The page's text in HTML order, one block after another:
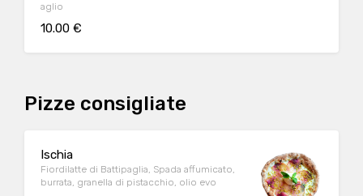
aglio
10.00 €
Pizze consigliate
Ischia
Fiordilatte di Battipaglia, Spada affumicato,
burrata, granella di pistacchio, olio evo